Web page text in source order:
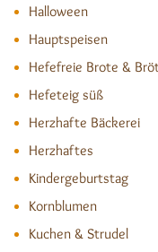
Halloween
Hauptspeisen
Hefefreie Brote &
Hefeteig süß
Herzhafte Bäckerei
Herzhaftes
Kindergeburtstag
Kornblumen
Kuchen & Strudel